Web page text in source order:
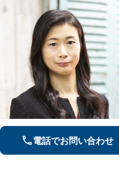
電話でお問い合わせ